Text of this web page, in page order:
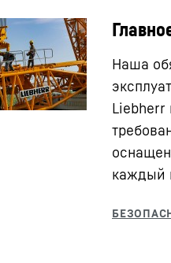
Наша
Liebherr
каждый